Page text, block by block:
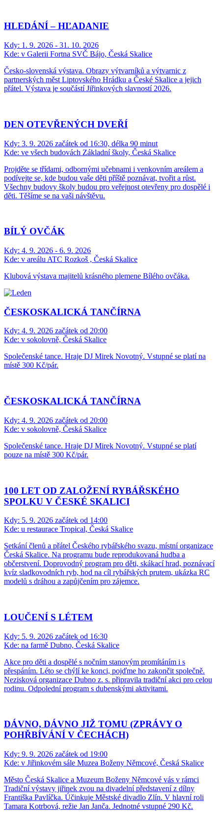
HLEDÁNÍ – HĽADANIE
Kdy: 1. 9. 2026 - 31. 10. 2026
Kde: v Galerii Fortna SVČ Bájo, Česká Skalice
Česko-slovenská výstava. Obrazy výtvarníků a výtvarnic z
partnerských měst Liptovského Hrádku a České Skalice a jejich
přátel. Výstava je součástí Jiřinkových slavností 2026.
DEN OTEVŘENÝCH DVEŘÍ
Kdy: 3. 9. 2026 začátek od 16:30, délka 90 minut
Kde: ve všech budovách Základní školy, Česká Skalice
Projděte se třídami, odbornými učebnami i venkovním areálem a
podívejte se, kde budou vaše děti příště poznávat, tvořit a růst.
Všechny budovy školy budou pro veřejnost otevřeny pro dospělé i
děti. Těšíme se na vaši návštěvu.
BÍLÝ OVČÁK
Kdy: 4. 9. 2026 - 6. 9. 2026
Kde: v areálu ATC Rozkoš , Česká Skalice
Klubová výstava majitelů krásného plemene Bílého ovčáka.
ČESKOSKALICKÁ TANČÍRNA
Kdy: 4. 9. 2026 začátek od 20:00
Kde: v sokolovně, Česká Skalice
Společenské tance. Hraje DJ Mirek Novotný. Vstupné se platí na
místě 300 Kč/pár.
ČESKOSKALICKÁ TANČÍRNA
Kdy: 4. 9. 2026 začátek od 20:00
Kde: v sokolovně, Česká Skalice
Společenské tance. Hraje DJ Mirek Novotný. Vstupné se platí
pouze na místě 300 Kč/pár.
100 LET OD ZALOŽENÍ RYBÁŘSKÉHO
SPOLKU V ČESKÉ SKALICI
Kdy: 5. 9. 2026 začátek od 14:00
Kde: u restaurace Tropical, Česká Skalice
Setkání členů a přátel Českého rybářského svazu, místní organizace
Česká Skalice. Na programu bude reprodukovaná hudba a
občerstvení. Doprovodný program pro děti, skákací hrad, poznávací
kvíz sladkovodních ryb, hod na cíl rybářských prutem, ukázka RC
modelů s dráhou a zapůjčením pro zájemce.
LOUČENÍ S LÉTEM
Kdy: 5. 9. 2026 začátek od 16:30
Kde: na farmě Dubno, Česká Skalice
Akce pro děti a dospělé s nočním stanovým promítáním i s
přespáním. Léto se chýlí ke konci, pojďme ho zakončit společně.
Nezisková organizace Dubno z. s. připravila tradiční akci pro celou
rodinu. Odpolední program s dubenskými aktivitami.
DÁVNO, DÁVNO JIŽ TOMU (ZPRÁVY O
POHŘBÍVÁNÍ V ČECHÁCH)
Kdy: 9. 9. 2026 začátek od 19:00
Kde: v Jiřinkovém sále Muzea Boženy Němcové, Česká Skalice
Město Česká Skalice a Muzeum Boženy Němcové vás v rámci
Tradiční výstavy jiřinek zvou na divadelní představení z dílny
Františka Pavlíčka. Účinkuje Městské divadlo Zlín. V hlavní roli
Tamara Kotrbová, režie Jan Janča. Jednotné vstupné 290 Kč.